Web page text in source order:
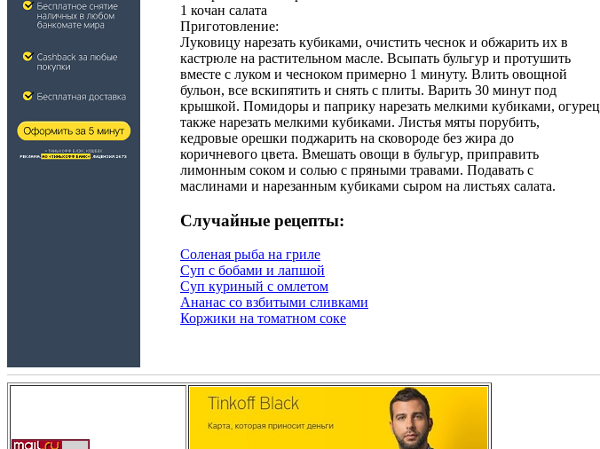
1 кочан салата
Приготовление:
Луковицу нарезать кубиками, очистить чеснок и обжарить их в
кастрюле на растительном масле. Всыпать бульгур и протушить
вместе с луком и чесноком примерно 1 минуту. Влить овощной
бульон, все вскипятить и снять с плиты. Варить 30 минут под
крышкой. Помидоры и паприку нарезать мелкими кубиками, огурец
также нарезать мелкими кубиками. Листья мяты порубить,
кедровые орешки поджарить на сковороде без жира до
коричневого цвета. Вмешать овощи в бульгур, приправить
лимонным соком и солью с пряными травами. Подавать с
маслинами и нарезанным кубиками сыром на листьях салата.
Случайные рецепты:
Соленая рыба на гриле
Суп с бобами и лапшой
Суп куриный с омлетом
Ананас со взбитыми сливками
Коржики на томатном соке